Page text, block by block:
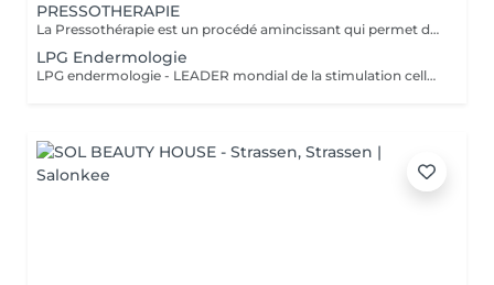
PRESSOTHERAPIE
La Pressothérapie est un procédé amincissant qui permet de traiter les problèmes de rétention d'eau, de circulation sanguine, et soulagé les jambes lourdes. Cette technique mécanique agit comme un drainage lymphatique. Nous utilisons un appareil de Pressothérapie qui opére un massage par compression et décompression. Les alvéoles des accessoires se remplissent d'air à un rythme varié et exercent des pressions multiples et douces sur les parties traitées.
LPG Endermologie
LPG endermologie - LEADER mondial de la stimulation cellulaire! Une triple action simultanée en un seul et meme traitement: - raffermir la peau, redensification naturelle du derme (collagène, élastine, acide hyaluronique endogènes) - lisser la peau d'orange - déstocker les graisses résistantes&localisées +70% Des résultats visibles dès la 3-em séance